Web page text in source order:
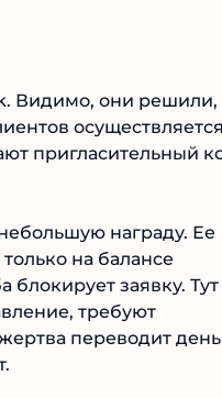
Видимо, они решили,
пригласительный
награду. Ее
на балансе
заявку. Тут
требуют
переводит